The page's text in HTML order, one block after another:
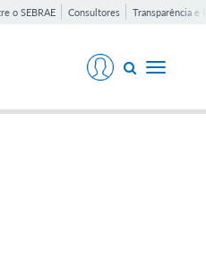
o SEBRAE Consultores Transparência e
Toggle